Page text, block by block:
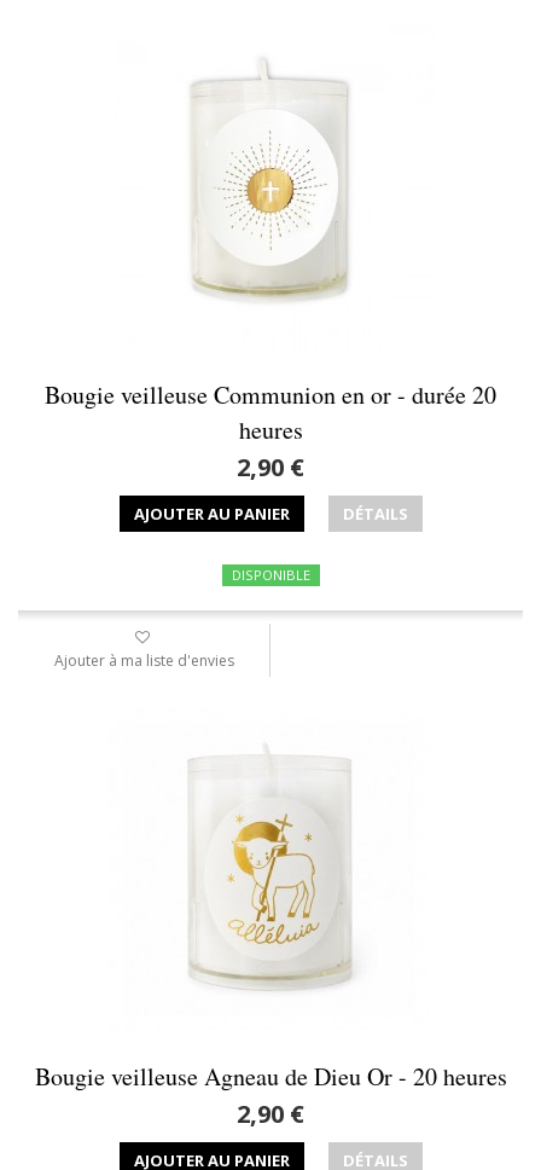
Bougie veilleuse Communion en or - durée 20
heures
2,90 €
AJOUTER AU PANIER DÉTAILS
DISPONIBLE
Ajouter à ma liste d'envies
Bougie veilleuse Agneau de Dieu Or - 20 heures
2,90 €
AJOUTER AU PANIER DÉTAILS